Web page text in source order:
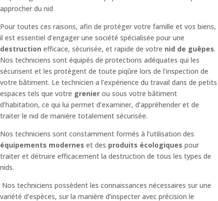
approcher du nid
Pour toutes ces raisons, afin de protéger votre famille et vos biens,
il est essentiel d’engager une société spécialisée pour une
destruction efficace, sécurisée, et rapide de votre nid de guêpes.
Nos techniciens sont équipés de protections adéquates qui les
sécurisent et les protègent de toute piqûre lors de l’inspection de
votre bâtiment. Le technicien a l’expérience du travail dans de petits
espaces tels que votre grenier ou sous votre bâtiment
d’habitation, ce qui lui permet d’examiner, d’appréhender et de
traiter le nid de manière totalement sécurisée.
Nos techniciens sont constamment formés à l’utilisation des
équipements modernes et des produits écologiques pour
traiter et détruire efficacement la destruction de tous les types de
nids.
Nos techniciens possèdent les connaissances nécessaires sur une
variété d’espèces, sur la manière d’inspecter avec précision le